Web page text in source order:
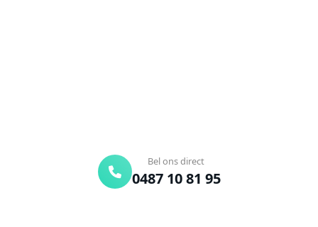
Bel ons direct
0487 10 81 95